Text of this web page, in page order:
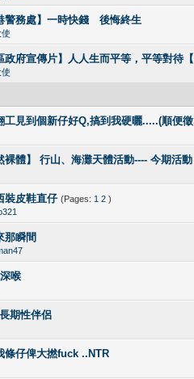
警務處】一時快錢 後悔終生2 Vote(s) - 2 out of
政府宣傳片】人人生而平等，平等對待
0 Vote(s) - 0 out of 5
12 3
工見到個新仔好Q,搞到我硬曬.....(順便
1 Vote(s) - 5
123
裸體】 行山、海灘天體活動---- 今期活
1 Vote(s) - 5
123
裝皮鞋直仔 (Pages: 1 2 )
那瞬間
喉
期性伴侶
條仔俾大撚fuck ..NTR